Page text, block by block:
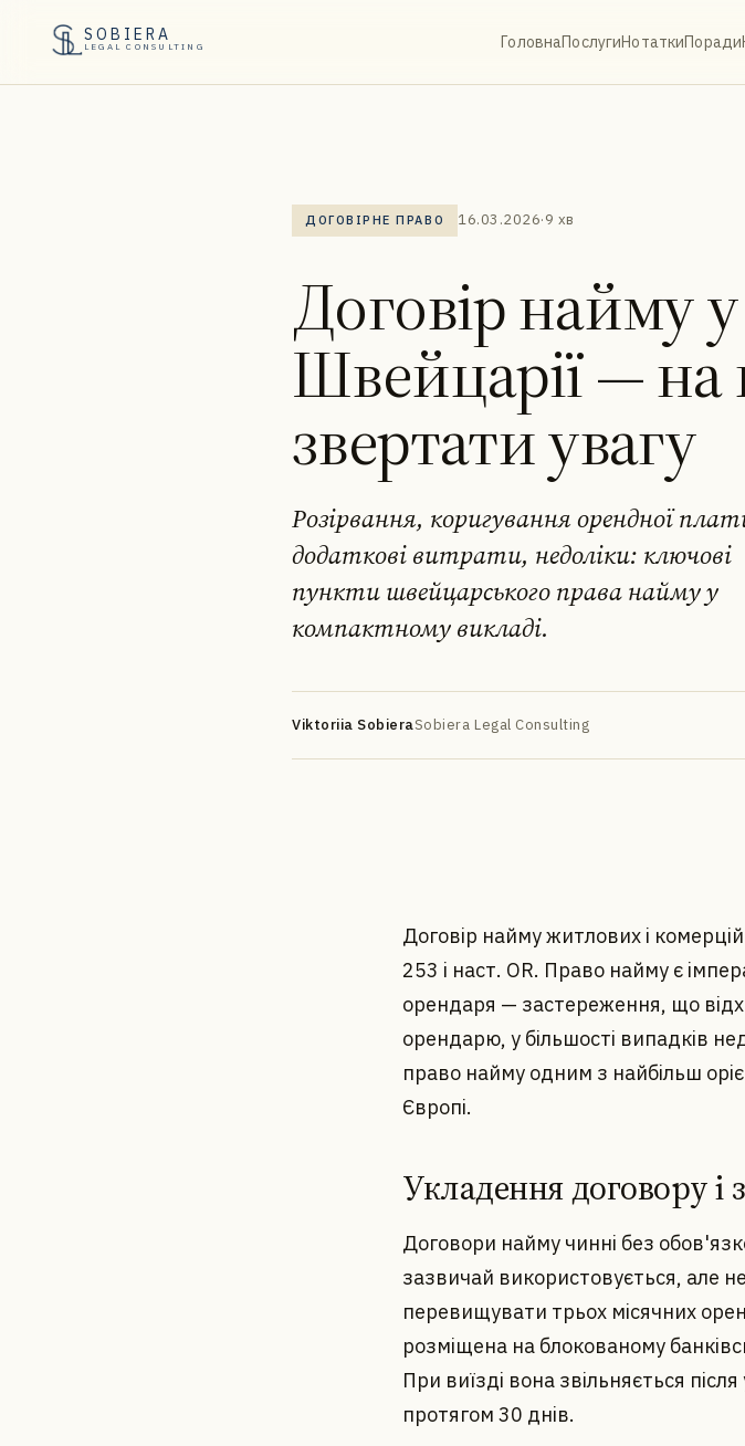
SOBIERA
LEGAL CONSULTING ГоловнаПослугиНотаткиПоради
ДОГОВІРНЕ ПРАВО 16.03.2026·9 хв
Договір найму у
Швейцарії —
звертати увагу
Розірвання, коригування орендної
додаткові витрати, недоліки: ключові
пункти швейцарського права найму у
компактному викладі.
Viktoriia SobieraSobiera Legal Consulting
Договір найму житлових і
253 і наст. OR. Право найму є
орендаря — застереження, що
орендарю, у більшості випадків
право найму одним з найбільш
Європі.
Укладення договору і
Договори найму чинні без
зазвичай використовується, але
перевищувати трьох місячних
розміщена на блокованому
При виїзді вона звільняється
протягом 30 днів.